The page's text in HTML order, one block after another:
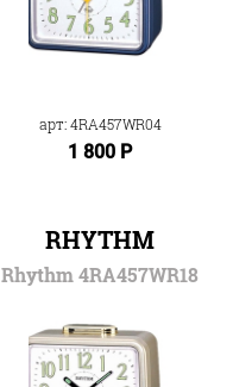
арт: 4RA457WR04
1 800 Р
RHYTHM
Rhythm 4RA457WR18